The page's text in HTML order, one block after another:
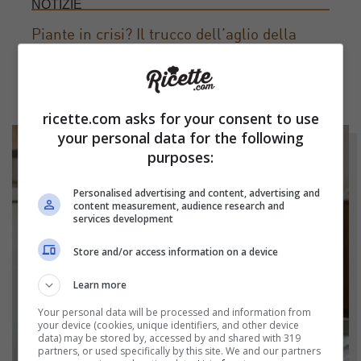
NOTIZIE
Piante in crisi? Il trucco dell’aglio della
ricette.com asks for your consent to use
your personal data for the following
purposes:
Personalised advertising and content, advertising and
content measurement, audience research and
services development
Store and/or access information on a device
Learn more
Your personal data will be processed and information from
your device (cookies, unique identifiers, and other device
data) may be stored by, accessed by and shared with 319
partners, or used specifically by this site. We and our partners